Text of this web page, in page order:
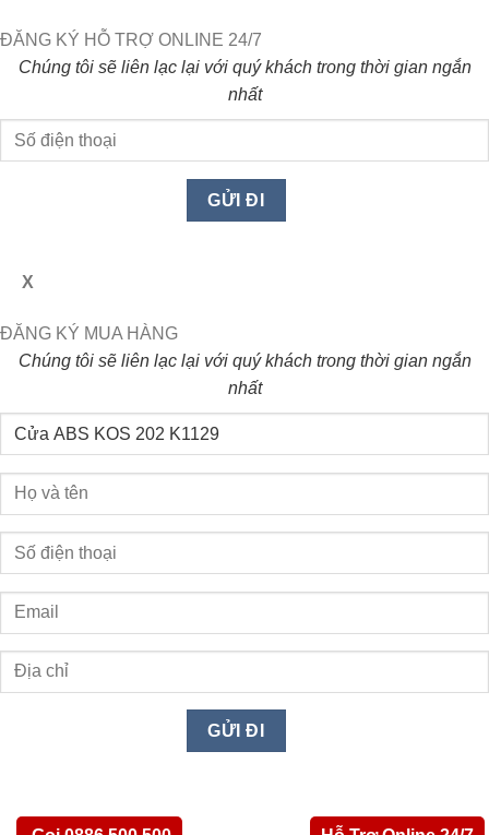
ĐĂNG KÝ HỖ TRỢ ONLINE 24/7
Chúng tôi sẽ liên lạc lại với quý khách trong thời gian ngắn
nhất
X
ĐĂNG KÝ MUA HÀNG
Chúng tôi sẽ liên lạc lại với quý khách trong thời gian ngắn
nhất